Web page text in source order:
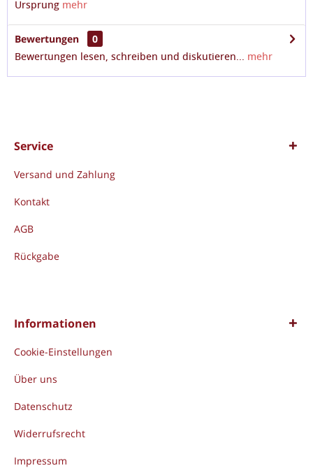
Ursprung mehr
Bewertungen 0
Bewertungen lesen, schreiben und diskutieren... mehr
Service
Versand und Zahlung
Kontakt
AGB
Rückgabe
Informationen
Cookie-Einstellungen
Über uns
Datenschutz
Widerrufsrecht
Impressum